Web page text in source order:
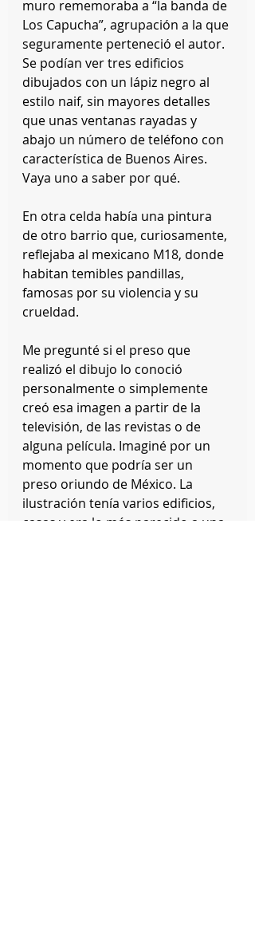
muro rememoraba a “la banda de
Los Capucha”, agrupación a la que
seguramente perteneció el autor.
Se podían ver tres edificios
dibujados con un lápiz negro al
estilo naif, sin mayores detalles
que unas ventanas rayadas y
abajo un número de teléfono con
característica de Buenos Aires.
Vaya uno a saber por qué.
En otra celda había una pintura
de otro barrio que, curiosamente,
reflejaba al mexicano M18, donde
habitan temibles pandillas,
famosas por su violencia y su
crueldad.
Me pregunté si el preso que
realizó el dibujo lo conoció
personalmente o simplemente
creó esa imagen a partir de la
televisión, de las revistas o de
alguna película. Imaginé por un
momento que podría ser un
preso oriundo de México. La
ilustración tenía varios edificios,
casas y era lo más parecido a una